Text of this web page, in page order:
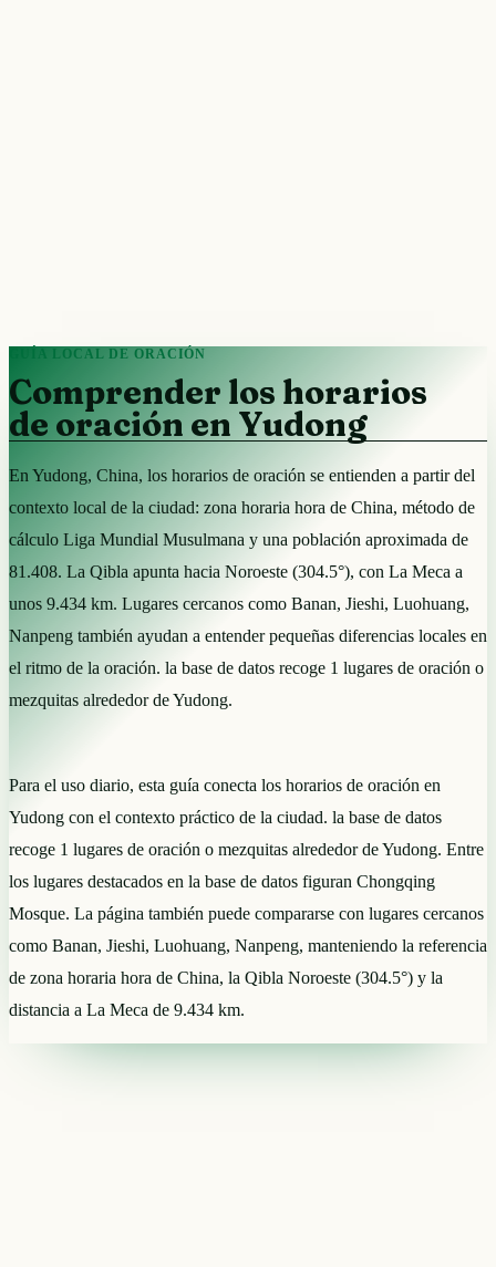
GUÍA LOCAL DE ORACIÓN
Comprender los horarios
de oración en Yudong
En Yudong, China, los horarios de oración se entienden a partir del
contexto local de la ciudad: zona horaria hora de China, método de
cálculo Liga Mundial Musulmana y una población aproximada de
81.408. La Qibla apunta hacia Noroeste (304.5°), con La Meca a
unos 9.434 km. Lugares cercanos como Banan, Jieshi, Luohuang,
Nanpeng también ayudan a entender pequeñas diferencias locales en
el ritmo de la oración. la base de datos recoge 1 lugares de oración o
mezquitas alrededor de Yudong.
Para el uso diario, esta guía conecta los horarios de oración en
Yudong con el contexto práctico de la ciudad. la base de datos
recoge 1 lugares de oración o mezquitas alrededor de Yudong. Entre
los lugares destacados en la base de datos figuran Chongqing
Mosque. La página también puede compararse con lugares cercanos
como Banan, Jieshi, Luohuang, Nanpeng, manteniendo la referencia
de zona horaria hora de China, la Qibla Noroeste (304.5°) y la
distancia a La Meca de 9.434 km.